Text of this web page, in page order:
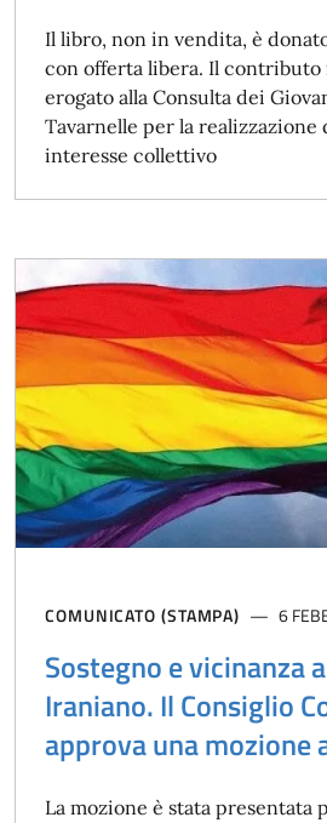
Il libro, non in vendita, è
con offerta libera. Il contributo
erogato alla Consulta dei
Tavarnelle per la
interesse collettivo
COMUNICATO (STAMPA) 6
Sostegno e vicinanza
Iraniano. Il Consiglio
approva una mozione
La mozione è stata presentata